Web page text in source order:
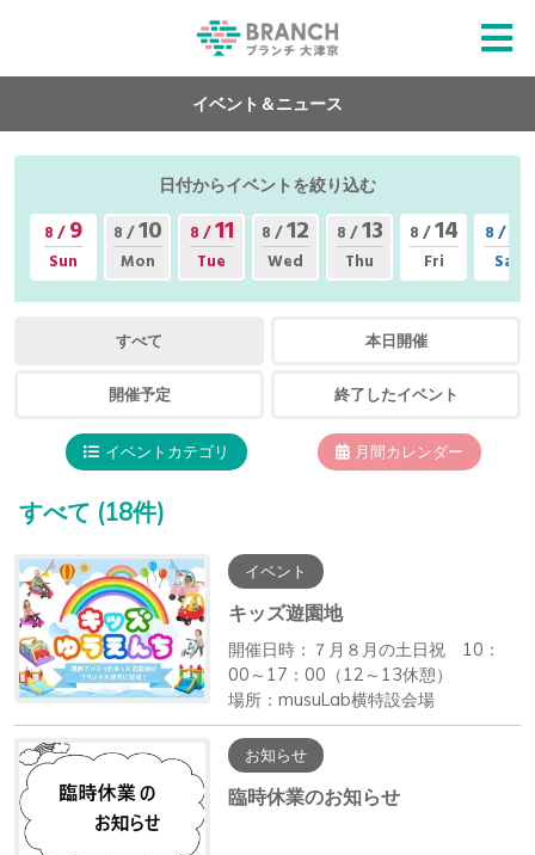
イベント＆ニュース
日付からイベントを絞り込む
8 /9
Sun
8 /10
Mon
8 /11
Tue
8 /12
Wed
8 /13
Thu
8 /14
Fri
8 /
Sat
すべて 本日開催
開催予定 終了したイベント
月間カレンダー
イベントカテゴリ
すべて (18件)
イベント
キッズ遊園地
開催日時：７月８月の土日祝 10：
00～17：00（12～13休憩）
場所：musuLab横特設会場
お知らせ
臨時休業のお知らせ